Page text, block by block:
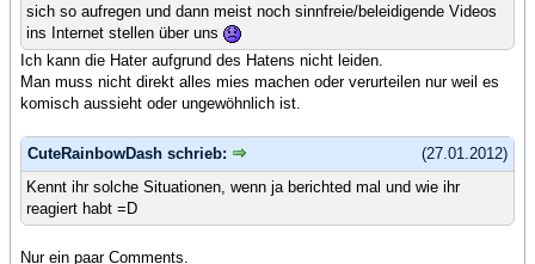
sich so aufregen und dann meist noch sinnfreie/beleidigende Videos
ins Internet stellen über uns
Ich kann die Hater aufgrund des Hatens nicht leiden.
Man muss nicht direkt alles mies machen oder verurteilen nur weil es
komisch aussieht oder ungewöhnlich ist.
(27.01.2012)
CuteRainbowDash schrieb:
Kennt ihr solche Situationen, wenn ja berichted mal und wie ihr
reagiert habt =D
Nur ein paar Comments.